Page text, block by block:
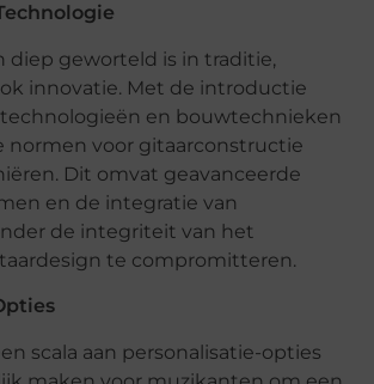
diep geworteld is in traditie,
innovatie. Met de introductie
en bouwtechnieken
normen voor gitaarconstructie
Dit omvat geavanceerde
en de integratie van
de integriteit van het
te compromitteren.
scala aan personalisatie-opties